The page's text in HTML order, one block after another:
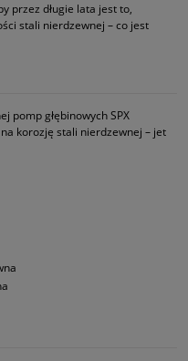
przez długie lata jest to,
stali nierdzewnej – co jest
pomp głębinowych SPX
korozję stali nierdzewnej – jet